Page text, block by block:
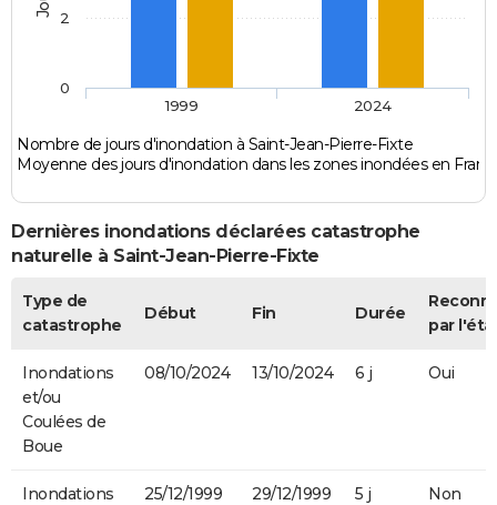
Nombre de jours d'inondation à Saint-Jean-Pierre-Fixte
Moyenne des jours d'inondation dans les zones inondées en
1999 2024
0
2
Dernières inondations déclarées catastrophe
naturelle à Saint-Jean-Pierre-Fixte
Type de
catastrophe
Début Fin Durée
par
Inondations
et/ou
Coulées de
Boue
08/10/2024 13/10/2024 6 j Oui
Inondations
25/12/1999 29/12/1999 5 j Non